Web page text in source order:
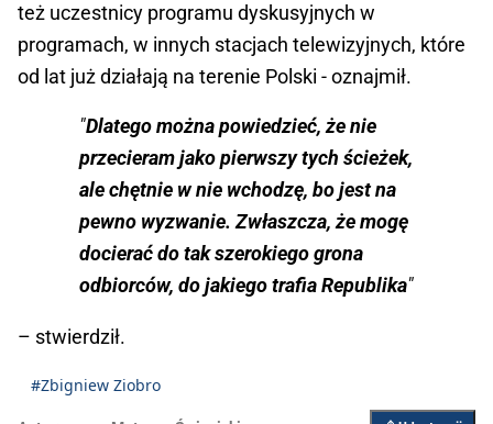
też uczestnicy programu dyskusyjnych w
programach, w innych stacjach telewizyjnych, które
od lat już działają na terenie Polski - oznajmił.
"Dlatego można powiedzieć, że nie
przecieram jako pierwszy tych ścieżek,
ale chętnie w nie wchodzę, bo jest na
pewno wyzwanie. Zwłaszcza, że mogę
docierać do tak szerokiego grona
odbiorców, do jakiego trafia Republika"
– stwierdził.
#Zbigniew Ziobro